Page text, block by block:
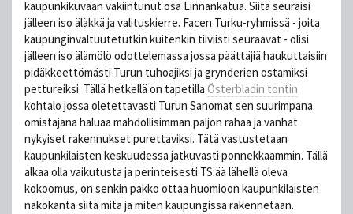
kaupunkikuvaan vakiintunut osa Linnankatua. Siitä seuraisi
jälleen iso äläkkä ja valituskierre. Facen Turku-ryhmissä - joita
kaupunginvaltuutetutkin kuitenkin tiiviisti seuraavat - olisi
jälleen iso älämölö odottelemassa jossa päättäjiä haukuttaisiin
pidäkkeettömästi Turun tuhoajiksi ja grynderien ostamiksi
pettureiksi. Tällä hetkellä on tapetilla Österbladin tontin
kohtalo jossa oletettavasti Turun Sanomat sen suurimpana
omistajana haluaa mahdollisimman paljon rahaa ja vanhat
nykyiset rakennukset purettaviksi. Tätä vastustetaan
kaupunkilaisten keskuudessa jatkuvasti ponnekkaammin. Tällä
alkaa olla vaikutusta ja perinteisesti TS:ää lähellä oleva
kokoomus, on senkin pakko ottaa huomioon kaupunkilaisten
näkökanta siitä mitä ja miten kaupungissa rakennetaan.